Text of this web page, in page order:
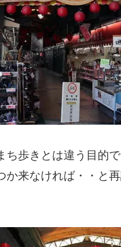
ち歩きとは違う目的
か来なければ・・と